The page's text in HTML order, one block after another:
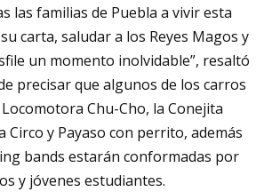
las familias de Puebla a vivir esta
carta, saludar a los Reyes Magos y
un momento inolvidable”, resaltó
precisar que algunos de los carros
Chu-Cho, la Conejita
Circo y Payaso con perrito, además
bands estarán conformadas por
y jóvenes estudiantes.